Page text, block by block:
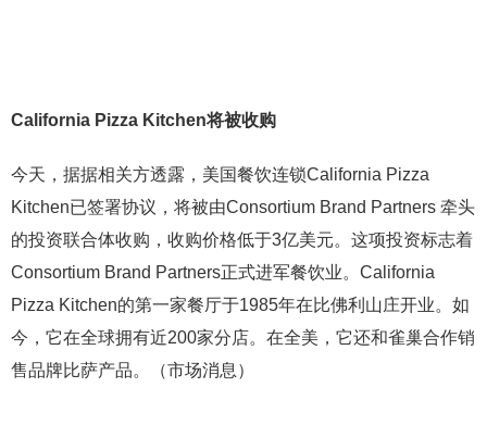
California Pizza Kitchen将被收购
今天，据据相关方透露，美国餐饮连锁California Pizza
Kitchen已签署协议，将被由Consortium Brand Partners 牵头
的投资联合体收购，收购价格低于3亿美元。这项投资标志着
Consortium Brand Partners正式进军餐饮业。California
Pizza Kitchen的第一家餐厅于1985年在比佛利山庄开业。如
今，它在全球拥有近200家分店。在全美，它还和雀巢合作销
售品牌比萨产品。（市场消息）